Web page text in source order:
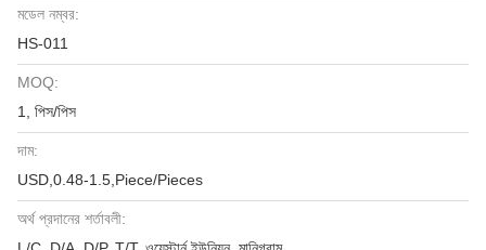
মডেল নম্বর:
HS-011
MOQ:
1, পিস/পিস
দাম:
USD,0.48-1.5,Piece/Pieces
অর্থ প্রদানের শর্তাবলী: